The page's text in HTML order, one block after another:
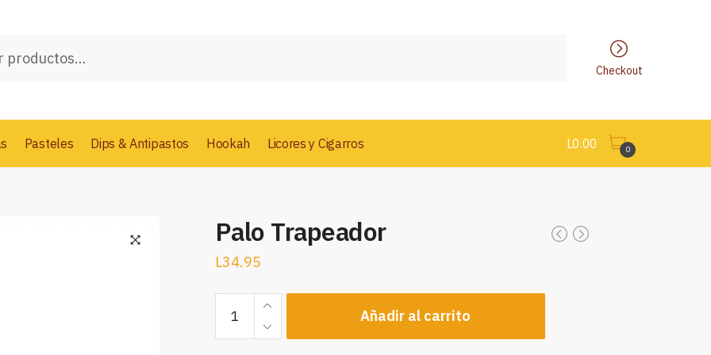
Checkout
Pasteles Dips & Antipastos Hookah Licores y Cigarros L0.00 0
Palo Trapeador
L34.95
Trapeador
cantidad
Añadir al carrito